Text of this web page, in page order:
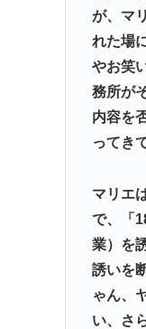
Powered by
が、マ
れた場
やお笑
務所が
内容を
ってき
マリエ
で、「
業）を
誘いを
ゃん、
い、さ